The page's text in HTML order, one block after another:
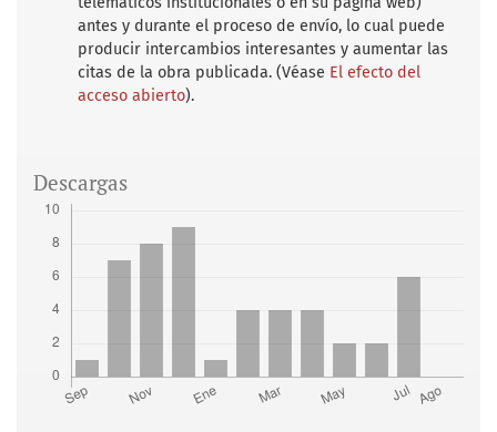
antes y durante el proceso de envío, lo cual puede
producir intercambios interesantes y aumentar las
citas de la obra publicada. (Véase El efecto del
acceso abierto).
Descargas